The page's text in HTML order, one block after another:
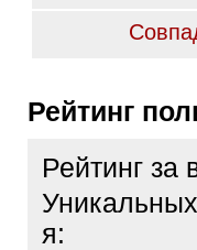
Рейтинг
Рейтинг за
я: